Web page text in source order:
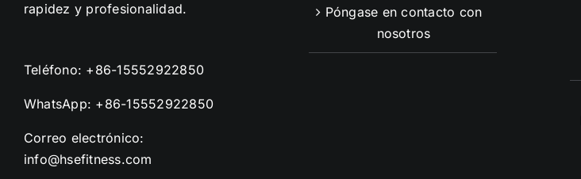
rapidez y profesionalidad.
Teléfono: +86-15552922850
WhatsApp: +86-15552922850
Correo electrónico:
info@hsefitness.com
Póngase en contacto con
nosotros